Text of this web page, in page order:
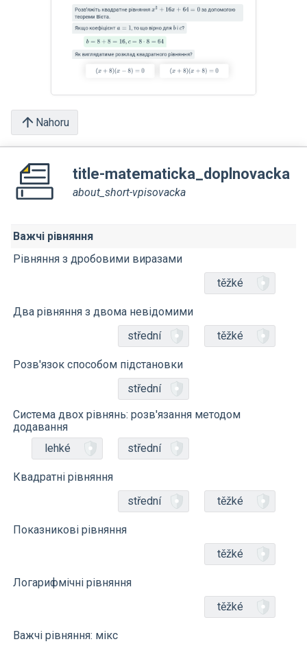
Nahoru
title-matematicka_doplnovacka
about_short-vpisovacka
Важчі рівняння
Рівняння з дробовими виразами
těžké
Два рівняння з двома невідомими
střední
těžké
Розв'язок способом підстановки
střední
Система двох рівнянь: розв'язання методом
додавання
lehké
střední
Квадратні рівняння
střední
těžké
Показникові рівняння
těžké
Логарифмічні рівняння
těžké
Важчі рівняння: мікс